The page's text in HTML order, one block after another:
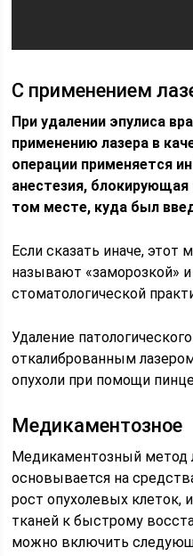
С применением
При удалении эпулиса
применению лазера в
операции применяется
анестезия,
том месте, куда был
Если сказать иначе, этот
называют «заморозкой»
стоматологической
Удаление
откалиброванным
опухоли при помощи
Медикаментозное
Медикаментозный метод
основывается на
рост опухолевых клеток,
тканей к быстрому
можно включить